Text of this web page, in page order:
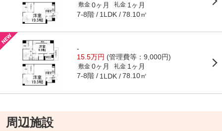
敷金 0ヶ月 礼金 1ヶ月
7-8階 1LDK 78.10㎡
-
15.5万円 (管理費等：9,000円)
敷金 0ヶ月 礼金 1ヶ月
7-8階 1LDK 78.10㎡
周辺施設